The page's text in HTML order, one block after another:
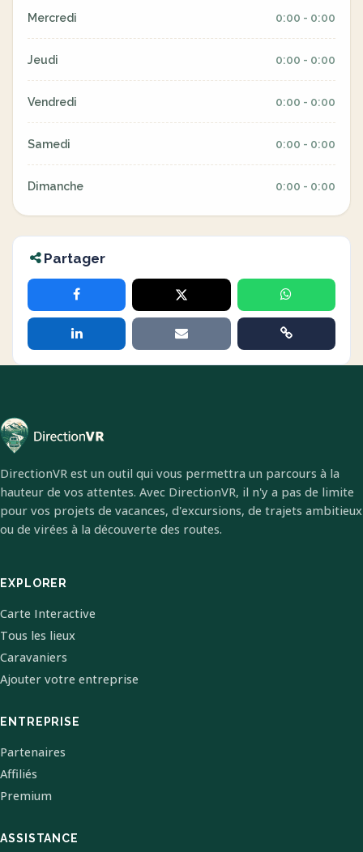
Mercredi 0:00 - 0:00
Jeudi 0:00 - 0:00
Vendredi 0:00 - 0:00
Samedi 0:00 - 0:00
Dimanche 0:00 - 0:00
Partager
DirectionVR est un outil qui vous permettra un parcours à la
hauteur de vos attentes. Avec DirectionVR, il n'y a pas de limite
pour vos projets de vacances, d'excursions, de trajets ambitieux
ou de virées à la découverte des routes.
EXPLORER
Carte Interactive
Tous les lieux
Caravaniers
Ajouter votre entreprise
ENTREPRISE
Partenaires
Affiliés
Premium
ASSISTANCE